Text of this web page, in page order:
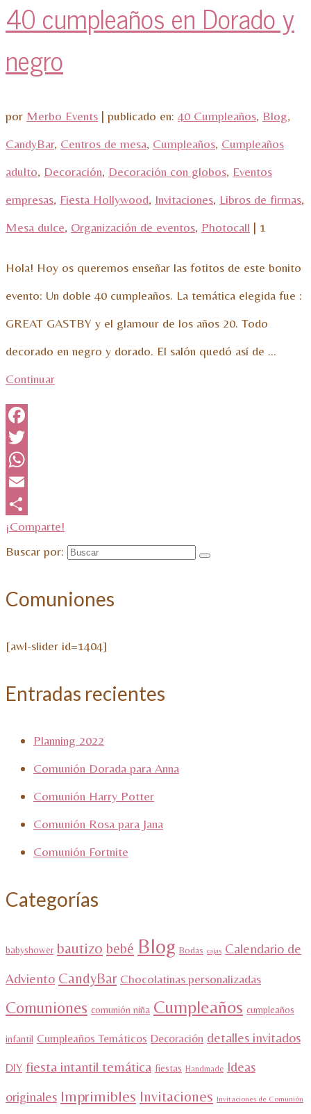
40 cumpleaños en Dorado y
negro
por Merbo Events | publicado en: 40 Cumpleaños, Blog,
CandyBar, Centros de mesa, Cumpleaños, Cumpleaños
adulto, Decoración, Decoración con globos, Eventos
empresas, Fiesta Hollywood, Invitaciones, Libros de firmas,
Mesa dulce, Organización de eventos, Photocall | 1
Hola! Hoy os queremos enseñar las fotitos de este bonito
evento: Un doble 40 cumpleaños. La temática elegida fue :
GREAT GASTBY y el glamour de los años 20. Todo
decorado en negro y dorado. El salón quedó así de …
Continuar
Facebook
Twitter
WhatsApp
Email
¡Comparte!
Buscar por:
Comuniones
[awl-slider id=1404]
Entradas recientes
Planning 2022
Comunión Dorada para Anna
Comunión Harry Potter
Comunión Rosa para Jana
Comunión Fortnite
Categorías
babyshower bautizo bebé Blog Bodas cajas Calendario de
Adviento CandyBar Chocolatinas personalizadas
Comuniones comunión niña Cumpleaños cumpleaños
infantil Cumpleaños Temáticos Decoración detalles invitados
DIY fiesta intantil temática fiestas Handmade Ideas
originales Imprimibles Invitaciones Invitaciones de Comunión